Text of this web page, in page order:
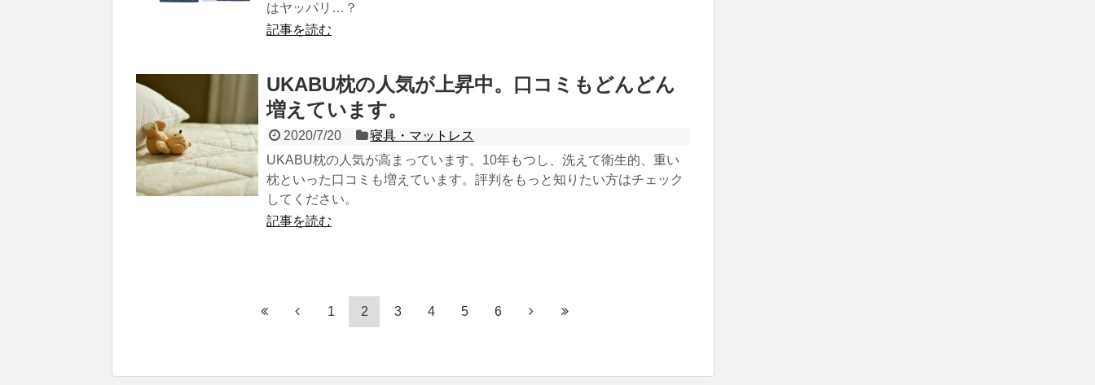
はヤッパリ…？
記事を読む
UKABU枕の人気が上昇中。口コミもどんどん
増えています。
2020/7/20
寝具・マットレス
UKABU枕の人気が高まっています。10年もつし、洗えて衛生的、重い
枕といった口コミも増えています。評判をもっと知りたい方はチェック
してください。
記事を読む
1 2 3 4 5 6